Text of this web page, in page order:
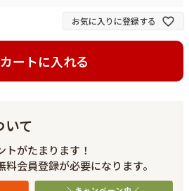
お気に入りに登録する
カートに入れる
いて
がたまります！
会員登録が必要になります。